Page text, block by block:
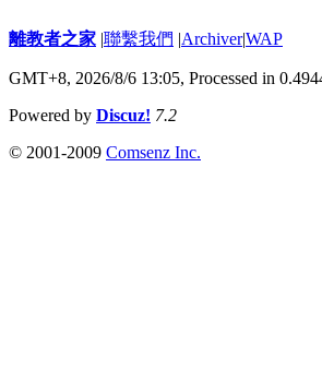
離教者之家 |聯繫我們 |Archiver|WAP
GMT+8, 2026/8/6 13:05, Processed in
Powered by Discuz! 7.2
© 2001-2009 Comsenz Inc.